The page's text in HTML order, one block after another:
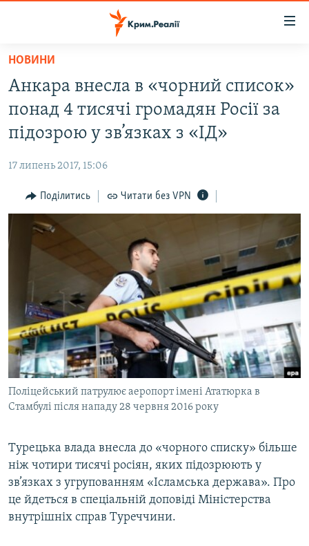
Перейти
основного
матеріалу
Перейти
до
основної
Перейти
до
пошуку
ВОДА.КРИМ
ВІДЕО ТА ФОТО
БЛОГИ
ПОГЛЯД
ІНТЕРВ'Ю
ВСЕ ЗА ДЕНЬ
СПЕЦПРОЕКТИ
ДЕПОРТАЦІЯ
ВІДЕОУРОКИ «ELIFBE»
СВІДЧЕННЯ ОКУПАЦІЇ
УКРАЇНСЬКА ПРОБЛЕМА КРИМУ
ІНФОГРАФІКА
ЯК ОБІЙТИ БЛОКУВАННЯ
Русский
Qırımtatar
ДОЛУЧАЙСЯ!
Усі сайти RFE/RL
НОВИНИ
Анкара внесла в «чорний список»
понад 4 тисячі громадян Росії за
підозрою у зв’язках з «ІД»
17 липень 2017, 15:06
Поділитись Читати без VPN
Поліцейський патрулює аеропорт імені Ататюрка в
Стамбулі після нападу 28 червня 2016 року
Турецька влада внесла до «чорного списку» більше
ніж чотири тисячі росіян, яких підозрюють у
зв’язках з угрупованням «Ісламська держава». Про
це йдеться в спеціальній доповіді Міністерства
внутрішніх справ Туреччини.